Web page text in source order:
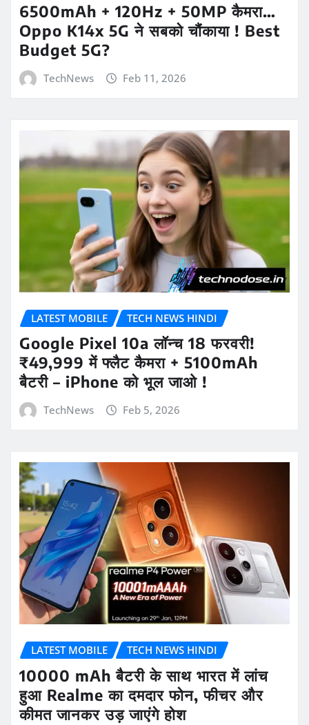
6500mAh + 120Hz + 50MP कैमरा…
Oppo K14x 5G ने सबको चौंकाया ! Best
Budget 5G?
TechNews Feb 11, 2026
LATEST MOBILE TECH NEWS HINDI
Google Pixel 10a लॉन्च 18 फरवरी!
₹49,999 में फ्लैट कैमरा + 5100mAh
बैटरी – iPhone को भूल जाओ !
TechNews Feb 5, 2026
LATEST MOBILE TECH NEWS HINDI
10000 mAh बैटरी के साथ भारत में लांच
हुआ Realme का दमदार फोन, फीचर और
कीमत जानकर उड़ जाएंगे होश